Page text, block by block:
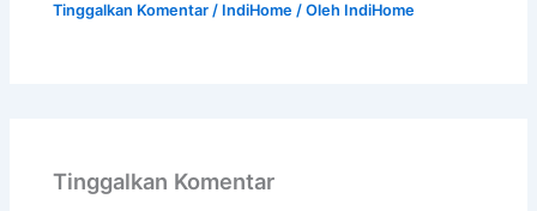
Tinggalkan Komentar / IndiHome / Oleh IndiHome
Tinggalkan Komentar